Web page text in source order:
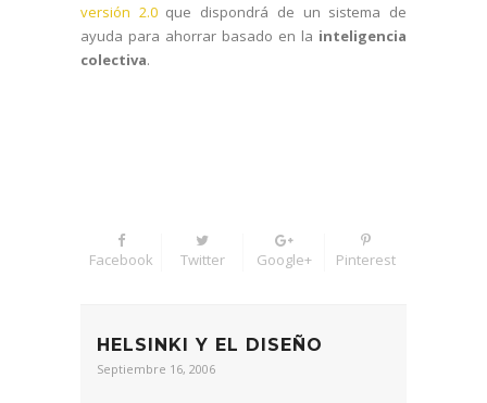
versión 2.0que dispondrá de un sistema de
ayuda para ahorrar basado en la inteligencia
colectiva.
Facebook Twitter Google+ Pinterest
HELSINKI Y EL DISEÑO
Septiembre 16, 2006